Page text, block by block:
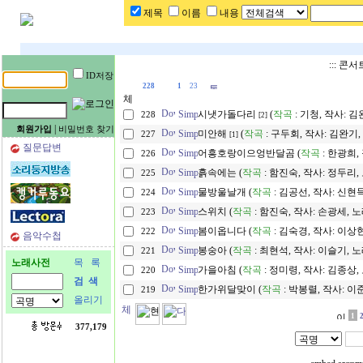
제목 이름 내용
ID저장
회원가입 비밀번호 찾기
질문답변
음악수첩
노래사전
목 록
검 색
올리기
377,179
::: 콘서
228 1 23
228 시냇가돌다리 [2] (작곡 : 기청, 작사: 김
227 미안해 [1] (작곡 : 구두회, 작사: 김완기
226 어흥호랑이으엉반달곰 (작곡 : 한광희,
225 흙속에는 (작곡 : 함진숙, 작사: 정두리
224 물방울날개 (작곡 : 김공선, 작사: 신현
223 스위치 (작곡 : 함진숙, 작사: 손광세,
222 봄이옵니다 (작곡 : 김숙경, 작사: 이상
221 봉숭아 (작곡 : 최현석, 작사: 이슬기,
220 가을아침 (작곡 : 정미령, 작사: 김종상,
219 한가위달맞이 (작곡 : 박봉렬, 작사: 이
1 2